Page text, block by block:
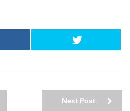
Next Post